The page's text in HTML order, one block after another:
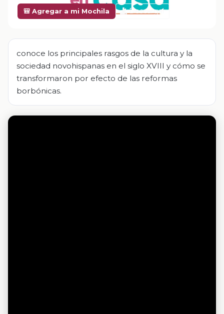
🎒 Agregar a mi Mochila Descargar
conoce los principales rasgos de la cultura y la
sociedad novohispanas en el siglo XVIII y cómo se
transformaron por efecto de las reformas
borbónicas.